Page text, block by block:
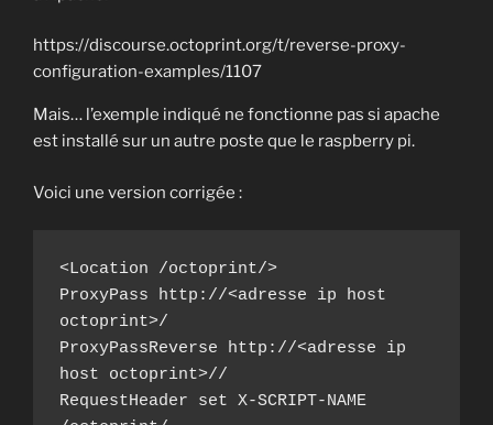
https://discourse.octoprint.org/t/reverse-proxy-
configuration-examples/1107
Mais… l’exemple indiqué ne fonctionne pas si apache
est installé sur un autre poste que le raspberry pi.
Voici une version corrigée :
<Location /octoprint/>
ProxyPass http://<adresse ip host
octoprint>/
ProxyPassReverse http://<adresse ip
host octoprint>//
RequestHeader set X-SCRIPT-NAME